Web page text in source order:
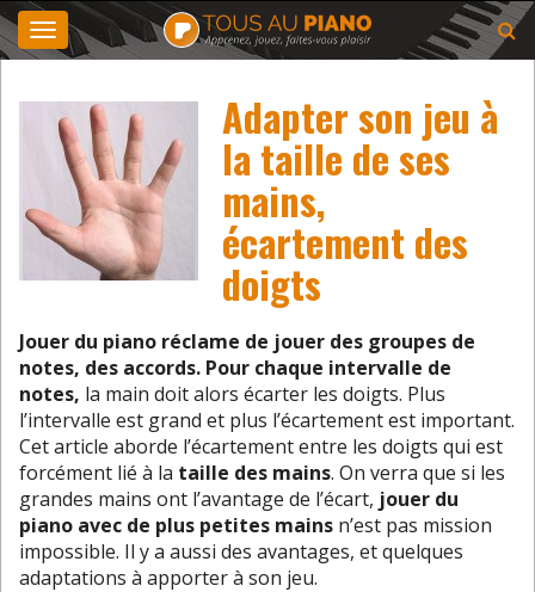
Toggle
navigation
Adapter son jeu à
la taille de ses
mains,
écartement des
doigts
Jouer du piano réclame de jouer des groupes de
notes, des accords. Pour chaque intervalle de
notes, la main doit alors écarter les doigts. Plus
l’intervalle est grand et plus l’écartement est important.
Cet article aborde l’écartement entre les doigts qui est
forcément lié à la taille des mains. On verra que si les
grandes mains ont l’avantage de l’écart, jouer du
piano avec de plus petites mains n’est pas mission
impossible. Il y a aussi des avantages, et quelques
adaptations à apporter à son jeu.